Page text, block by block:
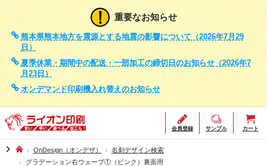
重要なお知らせ
熊本県熊本地方を震源とする地震の影響について（2026年7月29
日）
夏季休業・期間中の配送・一部加工の締切日のお知らせ（2026年7
月23日）
オンデマンド印刷機入れ替えのお知らせ
会員登録 サンプル カート
chevron_right OnDesign（オンデザ）
名刺デザイン検索
グラデーション右ウェーブ①（ピンク）裏面用